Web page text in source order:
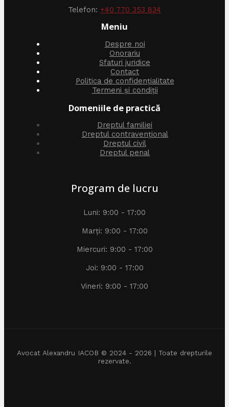
Telefon: +40 770 353 834
Meniu
Despre noi
Onorariu
Sfaturi juridice
Contact
Politica de confidențialitate
Termeni și condiții
Domeniile de practică
Dreptul familiei
Dreptul contravențional
Dreptul civil
Dreptul penal
Program de lucru
Luni: 9:00 - 17:00
Marți: 9:00 - 17:00
Miercuri: 9:00 - 17:00
Joi: 9:00 - 17:00
Vineri: 9:00 - 17:00
Avocat Alexandru IACOB © 2024 - 2026 | Toate drepturile
rezervate.